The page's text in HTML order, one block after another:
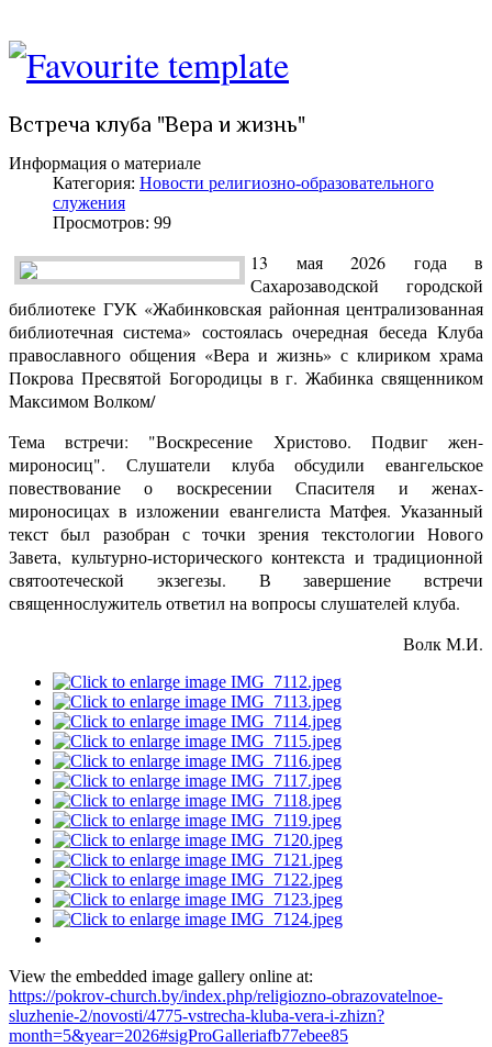
Встреча клуба "Вера и жизнь"
Информация о материале
Категория: Новости религиозно-образовательного
служения
Просмотров: 99
13 мая 2026 года в
Сахарозаводской городской
библиотеке ГУК «Жабинковская районная централизованная
библиотечная система» состоялась очередная беседа Клуба
православного общения «Вера и жизнь» с клириком храма
Покрова Пресвятой Богородицы в г. Жабинка священником
Максимом Волком/
Тема встречи: "Воскресение Христово. Подвиг жен-
мироносиц". Слушатели клуба обсудили евангельское
повествование о воскресении Спасителя и женах-
мироносицах в изложении евангелиста Матфея. Указанный
текст был разобран с точки зрения текстологии Нового
Завета, культурно-исторического контекста и традиционной
святоотеческой экзегезы. В завершение встречи
священнослужитель ответил на вопросы слушателей клуба.
Волк М.И.
View the embedded image gallery online at:
https://pokrov-church.by/index.php/religiozno-obrazovatelnoe-
sluzhenie-2/novosti/4775-vstrecha-kluba-vera-i-zhizn?
month=5&year=2026#sigProGalleriafb77ebee85